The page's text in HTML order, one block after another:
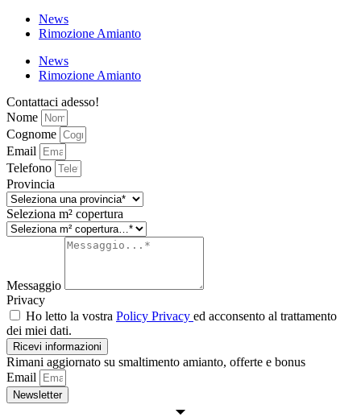
News
Rimozione Amianto
News
Rimozione Amianto
Contattaci adesso!
Nome
Cognome
Email
Telefono
Provincia
Seleziona m² copertura
Messaggio
Privacy
Ho letto la vostra Policy Privacy ed acconsento al trattamento
dei miei dati.
Ricevi informazioni
Rimani aggiornato su smaltimento amianto, offerte e bonus
Email
Newsletter